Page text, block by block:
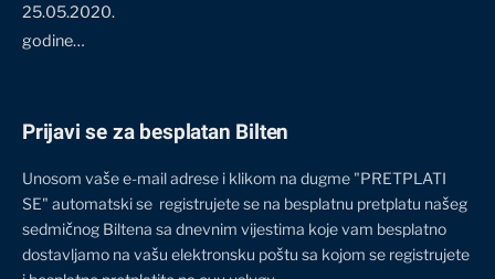
25.05.2020.
godine…
Prijavi se za besplatan Bilten
Unosom vaše e-mail adrese i klikom na dugme "PRETPLATI
SE" automatski se registrujete se na besplatnu pretplatu našeg
sedmičnog Biltena sa dnevnim vijestima koje vam besplatno
dostavljamo na vašu elektronsku poštu sa kojom se registrujete